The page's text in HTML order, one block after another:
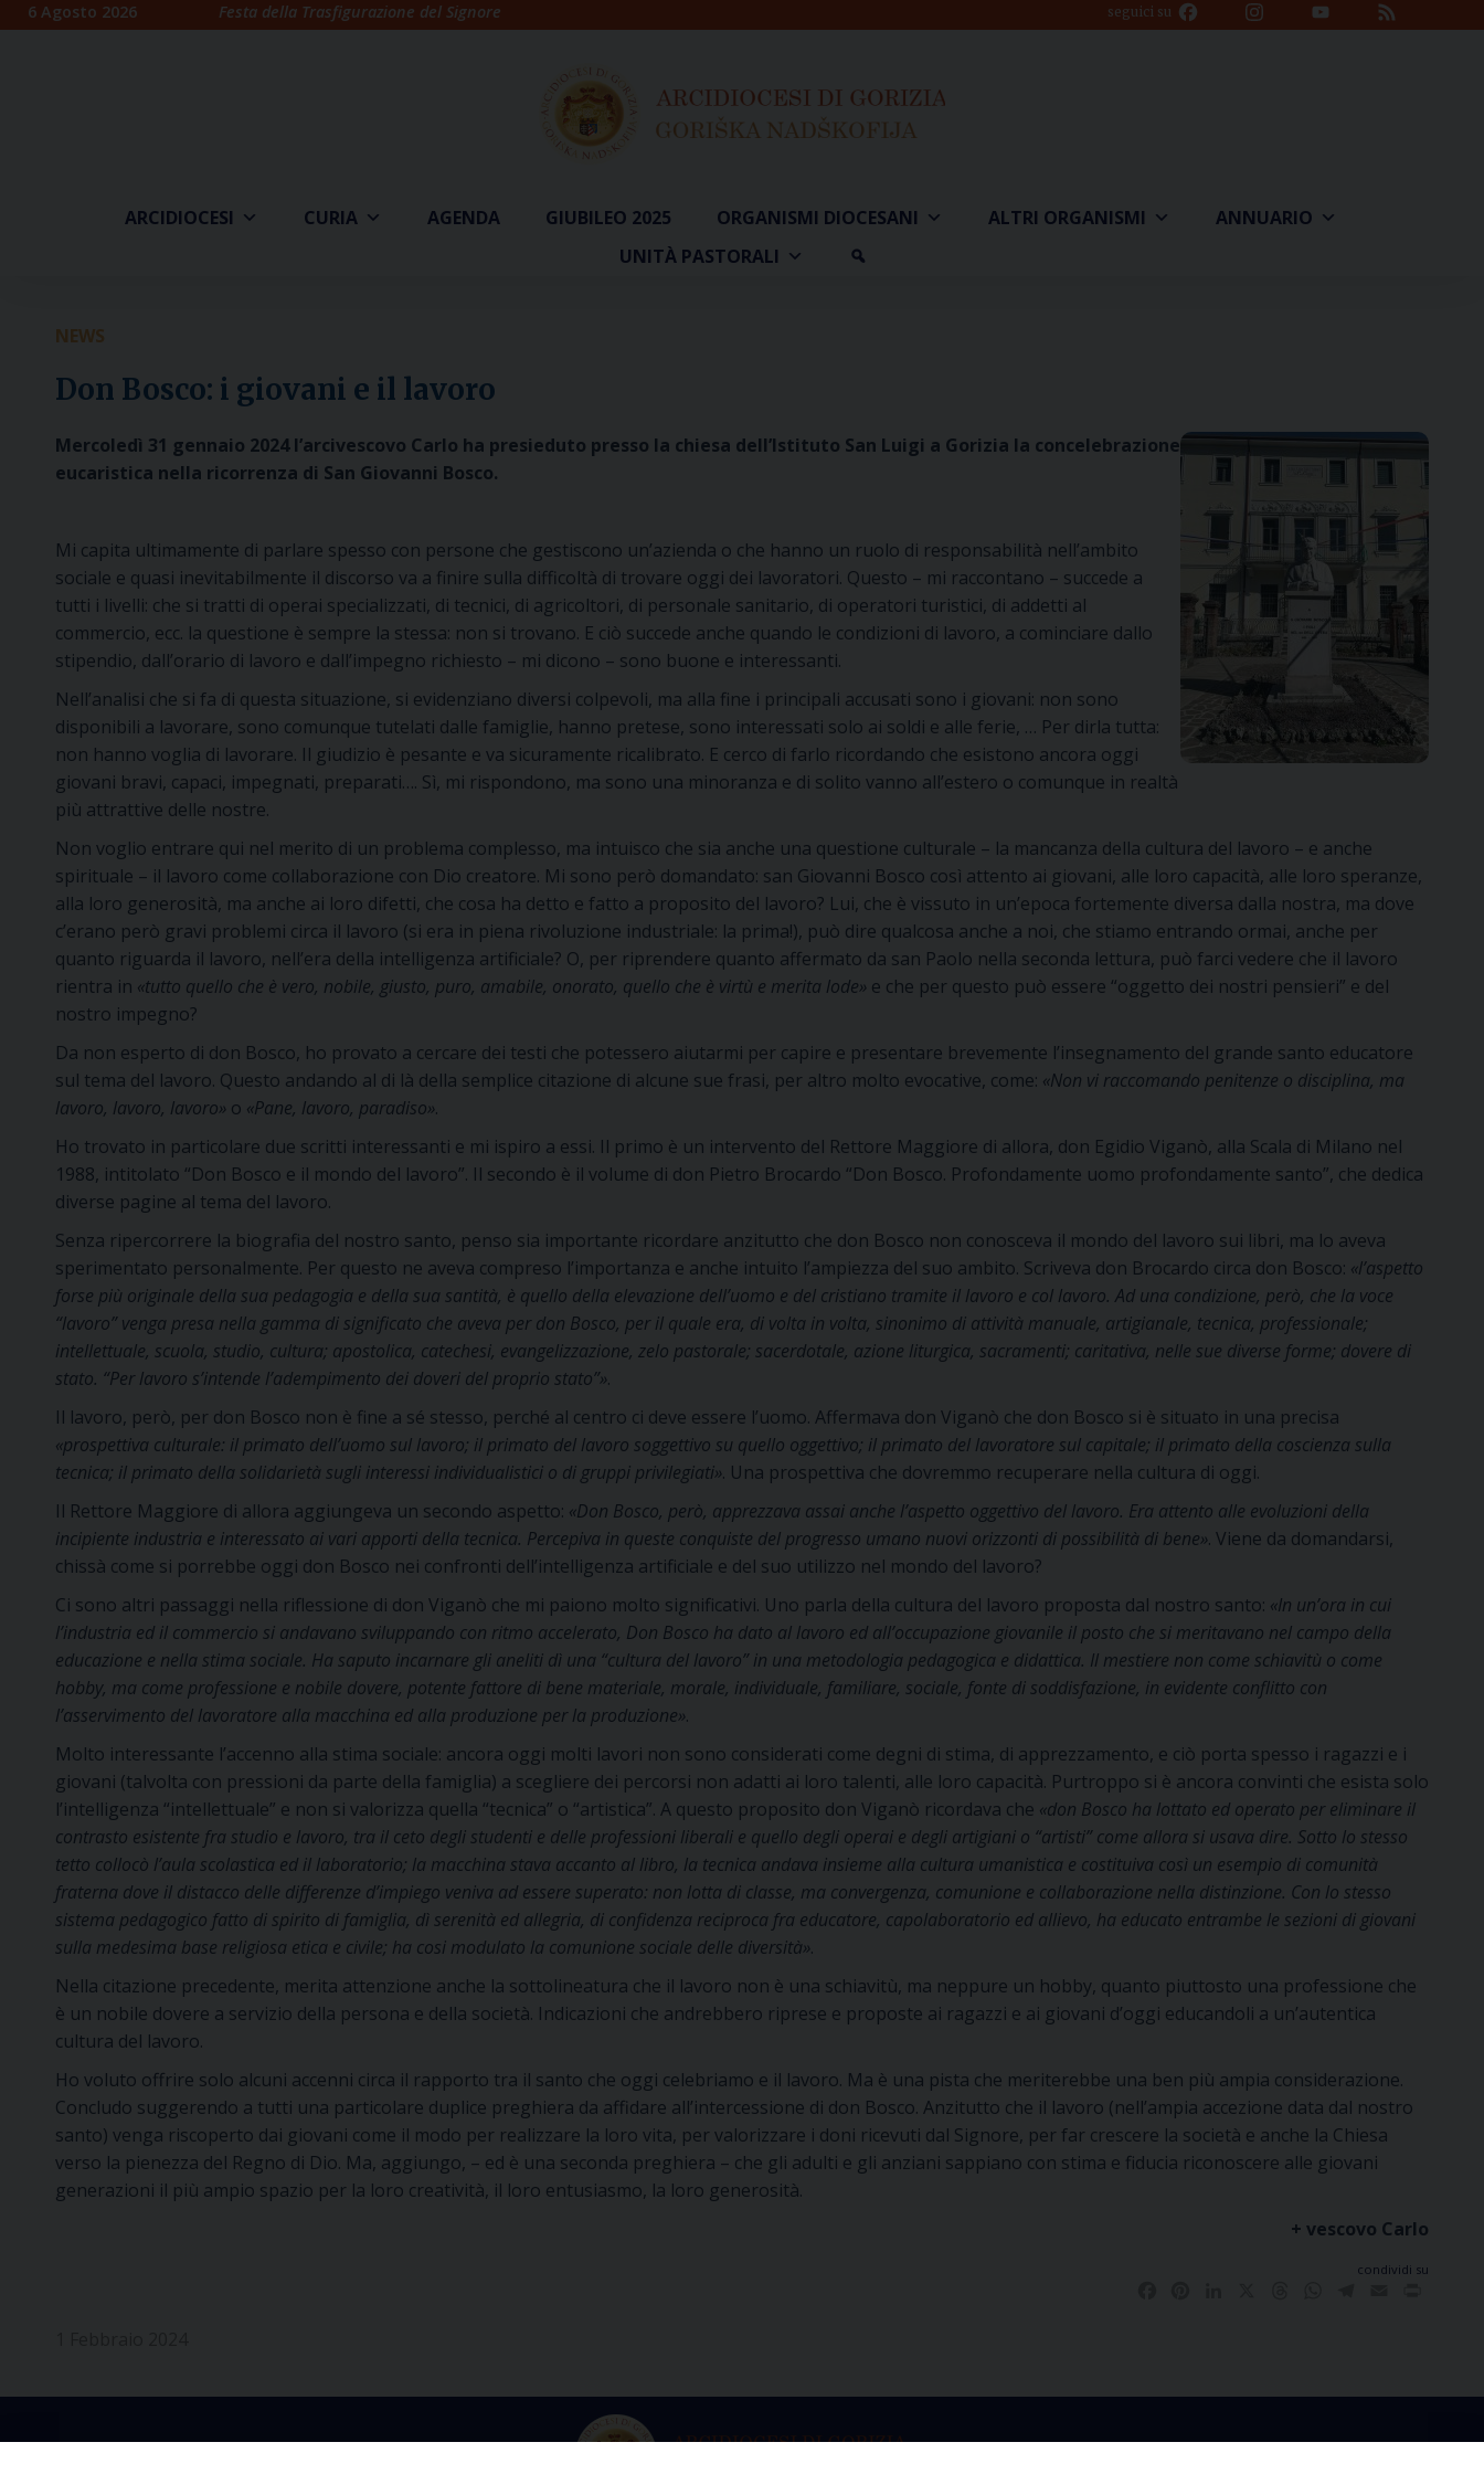
Skip6 Agosto 2026 Festa della Trasfigurazione del Signore seguici su Facebook InstagramYouTube
Channel
ARCIDIOCESI CURIA AGENDA GIUBILEO 2025 ORGANISMI DIOCESANI ALTRI ORGANISMI
ANNUARIO
UNITÀ PASTORALI
NEWS
Don Bosco: i giovani e il lavoro
Mercoledì 31 gennaio 2024 l’arcivescovo Carlo ha presieduto presso la chiesa dell’Istituto San Luigi a Gorizia la concelebrazione
eucaristica nella ricorrenza di San Giovanni Bosco.
Mi capita ultimamente di parlare spesso con persone che gestiscono un’azienda o che hanno un ruolo di responsabilità nell’ambito
sociale e quasi inevitabilmente il discorso va a finire sulla difficoltà di trovare oggi dei lavoratori. Questo – mi raccontano – succede a
tutti i livelli: che si tratti di operai specializzati, di tecnici, di agricoltori, di personale sanitario, di operatori turistici, di addetti al
commercio, ecc. la questione è sempre la stessa: non si trovano. E ciò succede anche quando le condizioni di lavoro, a cominciare dallo
stipendio, dall’orario di lavoro e dall’impegno richiesto – mi dicono – sono buone e interessanti.
Nell’analisi che si fa di questa situazione, si evidenziano diversi colpevoli, ma alla fine i principali accusati sono i giovani: non sono
disponibili a lavorare, sono comunque tutelati dalle famiglie, hanno pretese, sono interessati solo ai soldi e alle ferie, … Per dirla tutta:
non hanno voglia di lavorare. Il giudizio è pesante e va sicuramente ricalibrato. E cerco di farlo ricordando che esistono ancora oggi
giovani bravi, capaci, impegnati, preparati…. Sì, mi rispondono, ma sono una minoranza e di solito vanno all’estero o comunque in realtà
più attrattive delle nostre.
Non voglio entrare qui nel merito di un problema complesso, ma intuisco che sia anche una questione culturale – la mancanza della cultura del lavoro – e anche
spirituale – il lavoro come collaborazione con Dio creatore. Mi sono però domandato: san Giovanni Bosco così attento ai giovani, alle loro capacità, alle loro speranze,
alla loro generosità, ma anche ai loro difetti, che cosa ha detto e fatto a proposito del lavoro? Lui, che è vissuto in un’epoca fortemente diversa dalla nostra, ma dove
c’erano però gravi problemi circa il lavoro (si era in piena rivoluzione industriale: la prima!), può dire qualcosa anche a noi, che stiamo entrando ormai, anche per
quanto riguarda il lavoro, nell’era della intelligenza artificiale? O, per riprendere quanto affermato da san Paolo nella seconda lettura, può farci vedere che il lavoro
rientra in «tutto quello che è vero, nobile, giusto, puro, amabile, onorato, quello che è virtù e merita lode» e che per questo può essere “oggetto dei nostri pensieri” e del
nostro impegno?
Da non esperto di don Bosco, ho provato a cercare dei testi che potessero aiutarmi per capire e presentare brevemente l’insegnamento del grande santo educatore
sul tema del lavoro. Questo andando al di là della semplice citazione di alcune sue frasi, per altro molto evocative, come: «Non vi raccomando penitenze o disciplina, ma
lavoro, lavoro, lavoro» o «Pane, lavoro, paradiso».
Ho trovato in particolare due scritti interessanti e mi ispiro a essi. Il primo è un intervento del Rettore Maggiore di allora, don Egidio Viganò, alla Scala di Milano nel
1988, intitolato “Don Bosco e il mondo del lavoro”. Il secondo è il volume di don Pietro Brocardo “Don Bosco. Profondamente uomo profondamente santo”, che dedica
diverse pagine al tema del lavoro.
Senza ripercorrere la biografia del nostro santo, penso sia importante ricordare anzitutto che don Bosco non conosceva il mondo del lavoro sui libri, ma lo aveva
sperimentato personalmente. Per questo ne aveva compreso l’importanza e anche intuito l’ampiezza del suo ambito. Scriveva don Brocardo circa don Bosco: «l’aspetto
forse più originale della sua pedagogia e della sua santità, è quello della elevazione dell’uomo e del cristiano tramite il lavoro e col lavoro. Ad una condizione, però, che la voce
“lavoro” venga presa nella gamma di significato che aveva per don Bosco, per il quale era, di volta in volta, sinonimo di attività manuale, artigianale, tecnica, professionale;
intellettuale, scuola, studio, cultura; apostolica, catechesi, evangelizzazione, zelo pastorale; sacerdotale, azione liturgica, sacramenti; caritativa, nelle sue diverse forme; dovere di
stato. “Per lavoro s’intende l’adempimento dei doveri del proprio stato”».
Il lavoro, però, per don Bosco non è fine a sé stesso, perché al centro ci deve essere l’uomo. Affermava don Viganò che don Bosco si è situato in una precisa
«prospettiva culturale: il primato dell’uomo sul lavoro; il primato del lavoro soggettivo su quello oggettivo; il primato del lavoratore sul capitale; il primato della coscienza sulla
tecnica; il primato della solidarietà sugli interessi individualistici o di gruppi privilegiati». Una prospettiva che dovremmo recuperare nella cultura di oggi.
Il Rettore Maggiore di allora aggiungeva un secondo aspetto: «Don Bosco, però, apprezzava assai anche l’aspetto oggettivo del lavoro. Era attento alle evoluzioni della
incipiente industria e interessato ai vari apporti della tecnica. Percepiva in queste conquiste del progresso umano nuovi orizzonti di possibilità di bene». Viene da domandarsi,
chissà come si porrebbe oggi don Bosco nei confronti dell’intelligenza artificiale e del suo utilizzo nel mondo del lavoro?
Ci sono altri passaggi nella riflessione di don Viganò che mi paiono molto significativi. Uno parla della cultura del lavoro proposta dal nostro santo: «In un’ora in cui
l’industria ed il commercio si andavano sviluppando con ritmo accelerato, Don Bosco ha dato al lavoro ed all’occupazione giovanile il posto che si meritavano nel campo della
educazione e nella stima sociale. Ha saputo incarnare gli aneliti dì una “cultura del lavoro” in una metodologia pedagogica e didattica. Il mestiere non come schiavitù o come
hobby, ma come professione e nobile dovere, potente fattore di bene materiale, morale, individuale, familiare, sociale, fonte di soddisfazione, in evidente conflitto con
l’asservimento del lavoratore alla macchina ed alla produzione per la produzione».
Molto interessante l’accenno alla stima sociale: ancora oggi molti lavori non sono considerati come degni di stima, di apprezzamento, e ciò porta spesso i ragazzi e i
giovani (talvolta con pressioni da parte della famiglia) a scegliere dei percorsi non adatti ai loro talenti, alle loro capacità. Purtroppo si è ancora convinti che esista solo
l’intelligenza “intellettuale” e non si valorizza quella “tecnica” o “artistica”. A questo proposito don Viganò ricordava che «don Bosco ha lottato ed operato per eliminare il
contrasto esistente fra studio e lavoro, tra il ceto degli studenti e delle professioni liberali e quello degli operai e degli artigiani o “artisti” come allora si usava dire. Sotto lo stesso
tetto collocò l’aula scolastica ed il laboratorio; la macchina stava accanto al libro, la tecnica andava insieme alla cultura umanistica e costituiva così un esempio di comunità
fraterna dove il distacco delle differenze d’impiego veniva ad essere superato: non lotta di classe, ma convergenza, comunione e collaborazione nella distinzione. Con lo stesso
sistema pedagogico fatto di spirito di famiglia, dì serenità ed allegria, di confidenza reciproca fra educatore, capolaboratorio ed allievo, ha educato entrambe le sezioni di giovani
sulla medesima base religiosa etica e civile; ha cosi modulato la comunione sociale delle diversità».
Nella citazione precedente, merita attenzione anche la sottolineatura che il lavoro non è una schiavitù, ma neppure un hobby, quanto piuttosto una professione che
è un nobile dovere a servizio della persona e della società. Indicazioni che andrebbero riprese e proposte ai ragazzi e ai giovani d’oggi educandoli a un’autentica
cultura del lavoro.
Ho voluto offrire solo alcuni accenni circa il rapporto tra il santo che oggi celebriamo e il lavoro. Ma è una pista che meriterebbe una ben più ampia considerazione.
Concludo suggerendo a tutti una particolare duplice preghiera da affidare all’intercessione di don Bosco. Anzitutto che il lavoro (nell’ampia accezione data dal nostro
santo) venga riscoperto dai giovani come il modo per realizzare la loro vita, per valorizzare i doni ricevuti dal Signore, per far crescere la società e anche la Chiesa
verso la pienezza del Regno di Dio. Ma, aggiungo, – ed è una seconda preghiera – che gli adulti e gli anziani sappiano con stima e fiducia riconoscere alle giovani
generazioni il più ampio spazio per la loro creatività, il loro entusiasmo, la loro generosità.
+ vescovo Carlo
condividi su